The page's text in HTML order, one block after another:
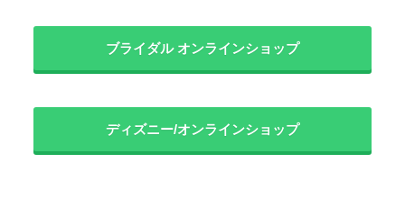
ブライダル オンラインショップ
ディズニー/オンラインショップ